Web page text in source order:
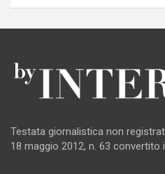
Testata giornalistica non
18 maggio 2012, n. 63 convertito